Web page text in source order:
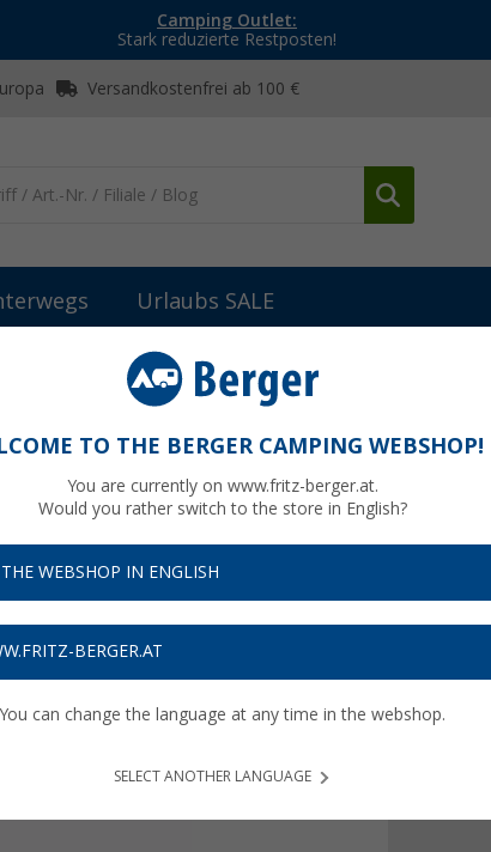
Camping Outlet:
Stark reduzierte Restposten!
Versandkostenfrei ab 100 €
Urlaubs SALE
Fahrzeugbeleuchtung außen Glühbirne 12V 4W T4 WBA 9S
Bis zu
TO THE BERGER CAMPING WEBSHOP!
You are currently on www.fritz-berger.at.
Would you rather switch to the store in English?
WEBSHOP IN ENGLISH
BERGER.AT
You can change the language at any time in the webshop.
SELECT ANOTHER LANGUAGE